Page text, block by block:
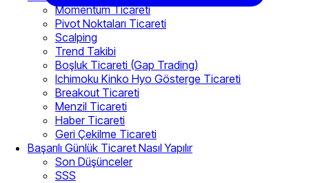
Momentum Ticareti
Pivot Noktaları Ticareti
Scalping
Trend Takibi
Boşluk Ticareti (Gap Trading)
Ichimoku Kinko Hyo Gösterge Ticareti
Breakout Ticareti
Menzil Ticareti
Haber Ticareti
Geri Çekilme Ticareti
Başarılı Günlük Ticaret Nasıl Yapılır
Son Düşünceler
SSS